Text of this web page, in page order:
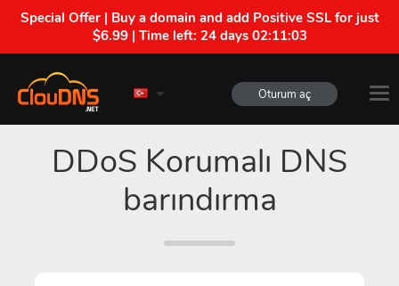
Special Offer | Buy a domain and add Positive SSL for just
$6.99 | Time left: 24 days 02:11:02
Oturum aç
DDoS Korumalı DNS
barındırma